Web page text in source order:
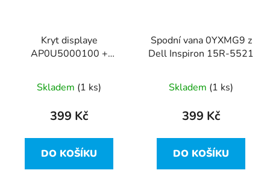
Kryt displaye
AP0U5000100 +
Inspiron 15R-5521
Skladem (1 ks)
399 Kč
DO KOŠÍKU
Spodní vana 0YXMG9 z
Dell Inspiron 15R-5521
Skladem (1 ks)
399 Kč
DO KOŠÍKU